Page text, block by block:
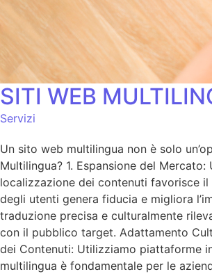
SITI WEB
Servizi
Un sito web multilingua non è solo
Multilingua? 1. Espansione del
localizzazione dei contenuti favorisce
degli utenti genera fiducia e migliora
traduzione precisa e culturalmente
con il pubblico target. Adattamento
dei Contenuti: Utilizziamo piattaforme
multilingua è fondamentale per le